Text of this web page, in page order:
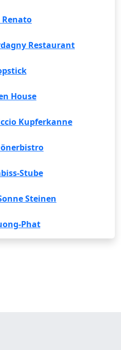
Renato
Restaurant
House
Kupferkanne
Stube
Steinen
Phat